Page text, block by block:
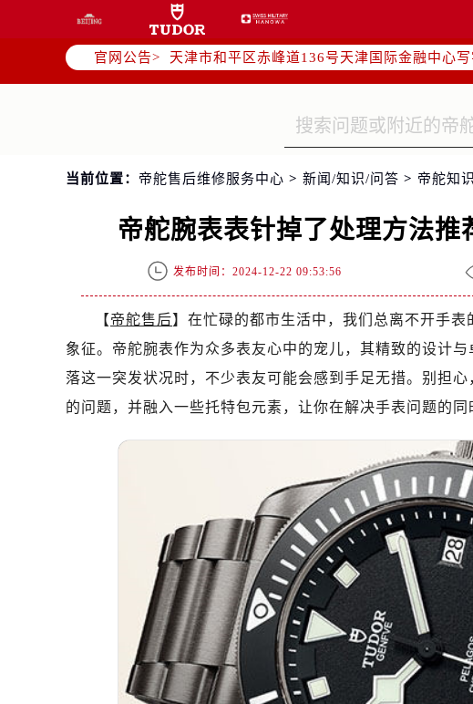
官网公告>
北京市东城区东长安街1号东方广场写字楼W3
北京市朝阳区建国门外大街甲6号华熙国际中
天津市和平区赤峰道136号天津国际金融中心
上海市徐汇区虹桥路3号港汇中心写字楼2座37
南京市秦淮区中山南路1号（新街口）南京中
徐州市鼓楼区淮海东路29号苏宁广场IFC国际
盐城市盐都区世纪大道5号盐城金融城写字楼1
泰州市海陵区永定东路399号置地商务中心东
杭州市上城区钱江路1366号华润大厦写字楼A
金华市金东区东市南街777号金华万达广场写
嘉兴市南湖区广益路705号嘉兴世界贸易中心
南昌市红谷滩新区红谷中大道998号绿地双子
济南市历下区经十路11111号华润中心写字楼
广州市天河区天河路230号万菱汇国际中心写
广州市越秀区环市东路371-375号世界贸易中
深圳市罗湖区深南东路5001号华润大厦写字楼
惠州市惠城区江北文昌一路7号华贸大厦写字楼
厦门市思明区湖滨东路95号华润大厦写字楼B
福州市鼓楼区五四路128-1号恒力城写字楼15
成都市锦江区人民东路6号SAC东原中心写字
重庆市江北区观音桥步行街2号融恒时代广场
长沙市芙蓉区定王台街道建湘路393号世茂环
郑州市二七区铭功路10号华润大厦写字楼29层
当前位置： 帝舵售后维修服务中心 > 新闻/知识/问答 > 帝舵知识
帝舵腕表表针掉了处理方法推
发布时间：2024-12-22 09:53:56
【帝舵售后】在忙碌的都市生活中，我们总离不开手
象征。帝舵腕表作为众多表友心中的宠儿，其精致的设计
落这一突发状况时，不少表友可能会感到手足无措。别担
的问题，并融入一些托特包元素，让你在解决手表问题的同